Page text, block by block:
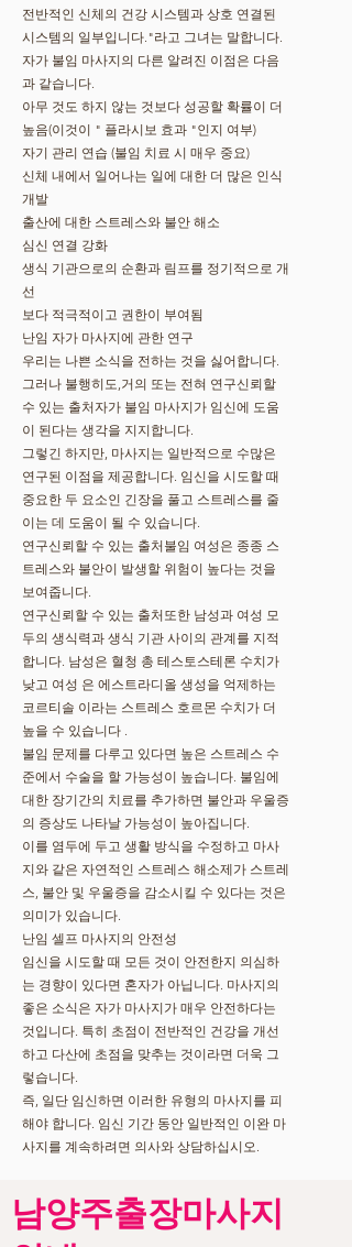
전반적인 신체의 건강 시스템과 상호 연결된
시스템의 일부입니다."라고 그녀는 말합니다.
자가 불임 마사지의 다른 알려진 이점은 다음
과 같습니다.
아무 것도 하지 않는 것보다 성공할 확률이 더
높음(이것이 " 플라시보 효과 "인지 여부)
자기 관리 연습 (불임 치료 시 매우 중요)
신체 내에서 일어나는 일에 대한 더 많은 인식
개발
출산에 대한 스트레스와 불안 해소
심신 연결 강화
생식 기관으로의 순환과 림프를 정기적으로 개
선
보다 적극적이고 권한이 부여됨
난임 자가 마사지에 관한 연구
우리는 나쁜 소식을 전하는 것을 싫어합니다.
그러나 불행히도,거의 또는 전혀 연구신뢰할
수 있는 출처자가 불임 마사지가 임신에 도움
이 된다는 생각을 지지합니다.
그렇긴 하지만, 마사지는 일반적으로 수많은
연구된 이점을 제공합니다. 임신을 시도할 때
중요한 두 요소인 긴장을 풀고 스트레스를 줄
이는 데 도움이 될 수 있습니다.
연구신뢰할 수 있는 출처불임 여성은 종종 스
트레스와 불안이 발생할 위험이 높다는 것을
보여줍니다.
연구신뢰할 수 있는 출처또한 남성과 여성 모
두의 생식력과 생식 기관 사이의 관계를 지적
합니다. 남성은 혈청 총 테스토스테론 수치가
낮고 여성 은 에스트라디올 생성을 억제하는
코르티솔 이라는 스트레스 호르몬 수치가 더
높을 수 있습니다 .
불임 문제를 다루고 있다면 높은 스트레스 수
준에서 수술을 할 가능성이 높습니다. 불임에
대한 장기간의 치료를 추가하면 불안과 우울증
의 증상도 나타날 가능성이 높아집니다.
이를 염두에 두고 생활 방식을 수정하고 마사
지와 같은 자연적인 스트레스 해소제가 스트레
스, 불안 및 우울증을 감소시킬 수 있다는 것은
의미가 있습니다.
난임 셀프 마사지의 안전성
임신을 시도할 때 모든 것이 안전한지 의심하
는 경향이 있다면 혼자가 아닙니다. 마사지의
좋은 소식은 자가 마사지가 매우 안전하다는
것입니다. 특히 초점이 전반적인 건강을 개선
하고 다산에 초점을 맞추는 것이라면 더욱 그
렇습니다.
즉, 일단 임신하면 이러한 유형의 마사지를 피
해야 합니다. 임신 기간 동안 일반적인 이완 마
사지를 계속하려면 의사와 상담하십시오.
남양주출장마사지